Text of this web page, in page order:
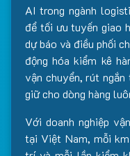
AI trong ngành
để tối ưu tuyến giao
dự báo và điều phối
động hóa kiểm kê
vận chuyển, rút
giữ cho dòng hàng
Với doanh nghiệp
tại Việt Nam, mỗi